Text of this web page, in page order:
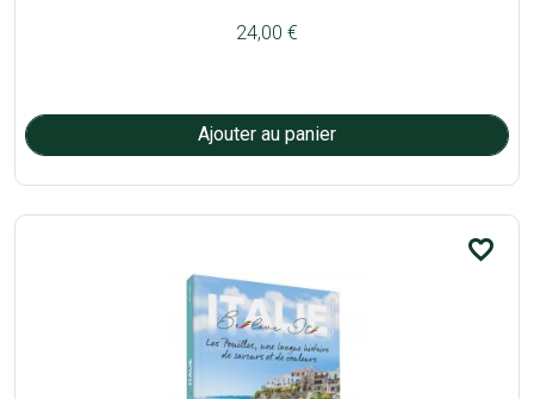
24,00 €
favorite_border